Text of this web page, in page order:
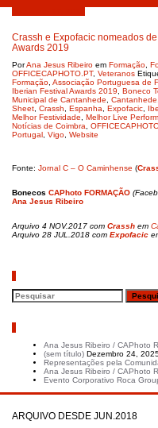
Crassh e Expofacic nomeados
Awards 2019
PorAna Jesus Ribeiro em Formação
OFFICECAPHOTO.PT, Veteranos
Formação Associação Portuguesa de
Iberian Festival Awards 2019
Boneco
Municipal de Cantanhede
Cantanhede
Sheet Crassh Espanha Expofacic
Melhor Festividade
Melhor Live
Notícias de Coimbra
Portugal Vigo Website
Fonte: Jornal C – O Caminhense (
Bonecos CAPhoto FORMAÇÃO
Ana Jesus Ribeiro
Arquivo 4 NOV.2017 com Crassh em
Arquivo 28 JUL.2018 com Expofacic
Ana Jesus Ribeiro / CAPhoto
(sem título) Dezembro 24,
Representações pela
Ana Jesus Ribeiro / CAPhoto
Evento Corporativo Roca
ARQUIVO DESDE JUN.2018